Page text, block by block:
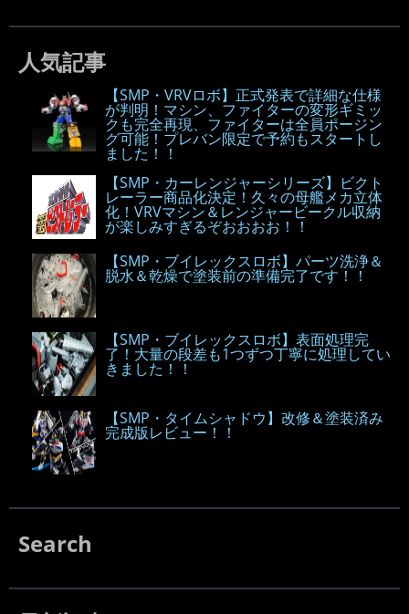
人気記事
【SMP・VRVロボ】正式発表で詳細な仕様
が判明！マシン、ファイターの変形ギミッ
クも完全再現、ファイターは全員ポージン
グ可能！プレバン限定で予約もスタートし
ました！！
【SMP・カーレンジャーシリーズ】ビクト
レーラー商品化決定！久々の母艦メカ立体
化！VRVマシン＆レンジャービークル収納
が楽しみすぎるぞおおおお！！
【SMP・ブイレックスロボ】パーツ洗浄＆
脱水＆乾燥で塗装前の準備完了です！！
【SMP・ブイレックスロボ】表面処理完
了！大量の段差も1つずつ丁寧に処理してい
きました！！
【SMP・タイムシャドウ】改修＆塗装済み
完成版レビュー！！
Search